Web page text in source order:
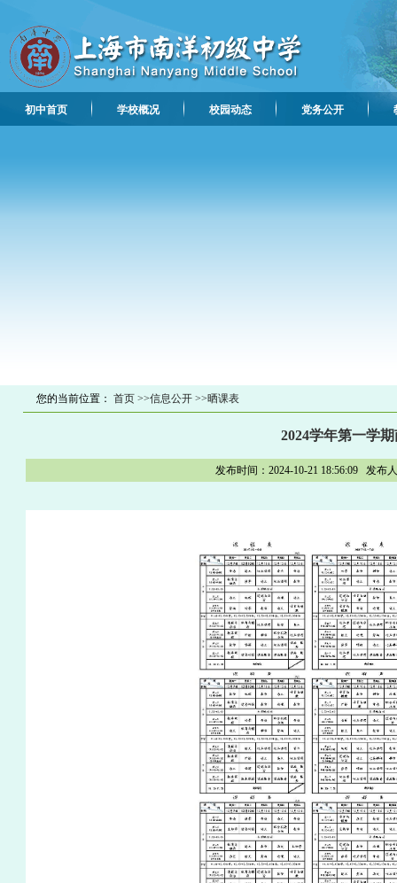
初中首页 学校概况 校园动态 党务公开
您的当前位置：首页 >>信息公开 >>晒课表
2024学年第一学
发布时间：2024-10-21 18:56:09 发